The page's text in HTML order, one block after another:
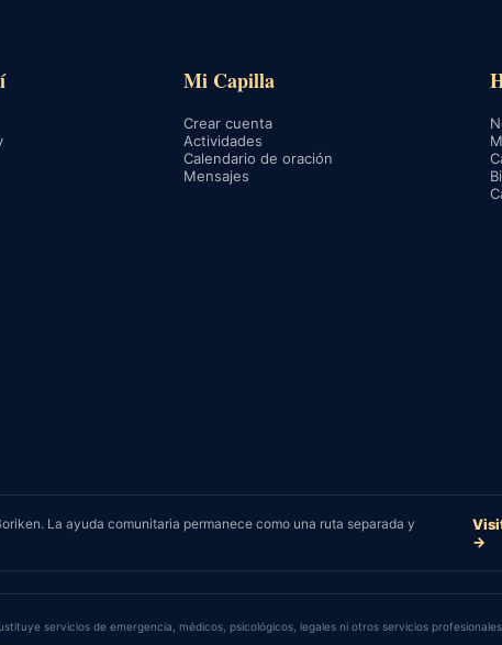
Mi Capilla
Crear cuenta
Actividades
Calendario de oración
Mensajes
La ayuda comunitaria permanece como una ruta separada y
→
servicios de emergencia, médicos, psicológicos, legales ni otros servicios profesionales.